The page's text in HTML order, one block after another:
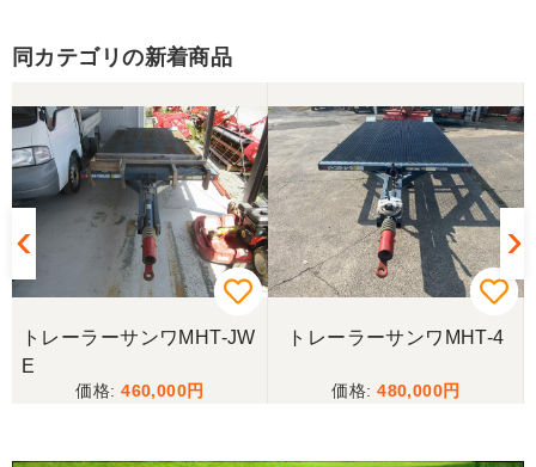
10月にコンバインを購入させていただきました、香
川県から熊本県まで運んでもらい、 とても親切に機
械の説明をしていただき感謝しています。 そして、
この度無事に稲刈りを行い、終了しました。 農機リ
ンクスさん、ありがとうございました。
同カテゴリの新着商品
トレーラーサンワMHT-JW
E
460,000
トレーラーサンワMHT-4
480,000